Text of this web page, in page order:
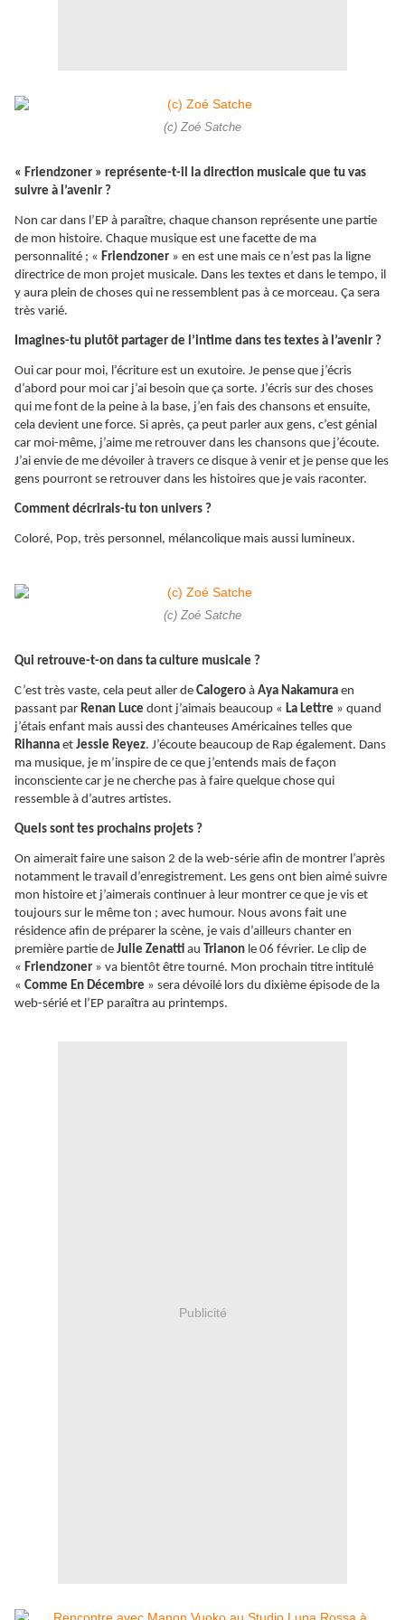
(c) Zoé Satche
« Friendzoner » représente-t-il la direction musicale que tu vas
suivre à l’avenir ?
Non car dans l’EP à paraître, chaque chanson représente une partie
de mon histoire. Chaque musique est une facette de ma
personnalité ; « Friendzoner » en est une mais ce n’est pas la ligne
directrice de mon projet musicale. Dans les textes et dans le tempo, il
y aura plein de choses qui ne ressemblent pas à ce morceau. Ça sera
très varié.
Imagines-tu plutôt partager de l’intime dans tes textes à l’avenir ?
Oui car pour moi, l’écriture est un exutoire. Je pense que j’écris
d’abord pour moi car j’ai besoin que ça sorte. J’écris sur des choses
qui me font de la peine à la base, j’en fais des chansons et ensuite,
cela devient une force. Si après, ça peut parler aux gens, c’est génial
car moi-même, j’aime me retrouver dans les chansons que j’écoute.
J’ai envie de me dévoiler à travers ce disque à venir et je pense que les
gens pourront se retrouver dans les histoires que je vais raconter.
Comment décrirais-tu ton univers ?
Coloré, Pop, très personnel, mélancolique mais aussi lumineux.
(c) Zoé Satche
Qui retrouve-t-on dans ta culture musicale ?
C’est très vaste, cela peut aller de Calogero à Aya Nakamura en
passant par Renan Luce dont j’aimais beaucoup « La Lettre » quand
j’étais enfant mais aussi des chanteuses Américaines telles que
Rihanna et Jessie Reyez. J’écoute beaucoup de Rap également. Dans
ma musique, je m’inspire de ce que j’entends mais de façon
inconsciente car je ne cherche pas à faire quelque chose qui
ressemble à d’autres artistes.
Quels sont tes prochains projets ?
On aimerait faire une saison 2 de la web-série afin de montrer l’après
notamment le travail d’enregistrement. Les gens ont bien aimé suivre
mon histoire et j’aimerais continuer à leur montrer ce que je vis et
toujours sur le même ton ; avec humour. Nous avons fait une
résidence afin de préparer la scène, je vais d’ailleurs chanter en
première partie de Julie Zenatti au Trianon le 06 février. Le clip de
« Friendzoner » va bientôt être tourné. Mon prochain titre intitulé
« Comme En Décembre » sera dévoilé lors du dixième épisode de la
web-sérié et l’EP paraîtra au printemps.
Publicité